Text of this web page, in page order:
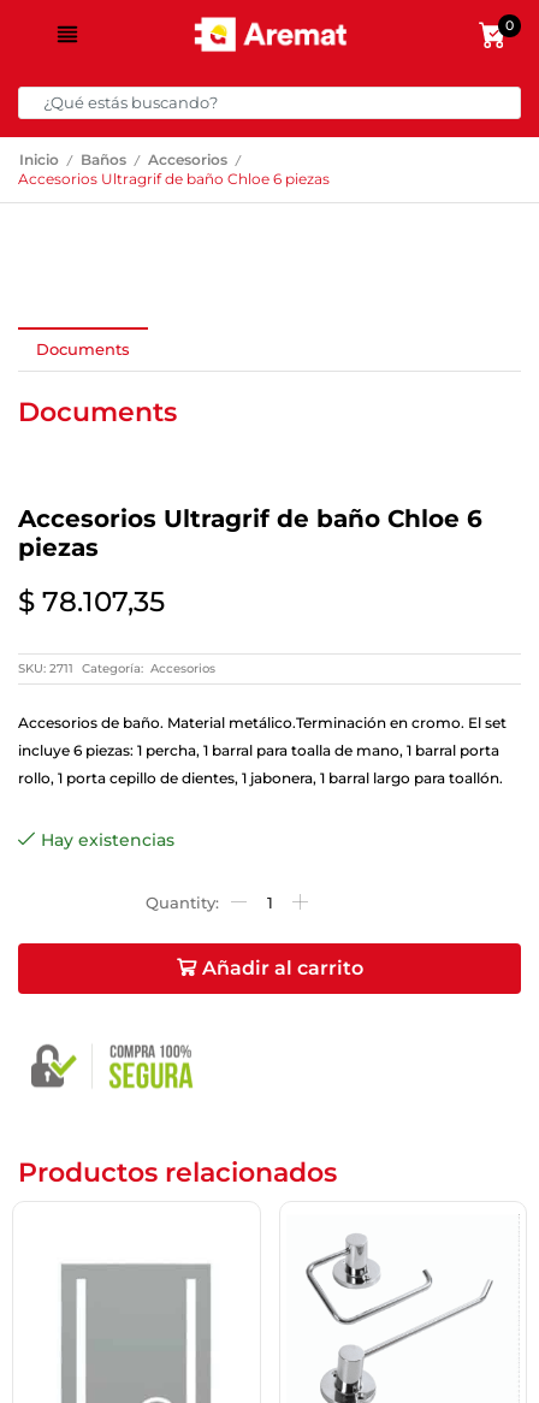
0
Inicio / Baños / Accesorios /
Accesorios Ultragrif de baño Chloe 6 piezas
Documents
Documents
Accesorios Ultragrif de baño Chloe 6
piezas
$ 78.107,35
SKU: 2711 Categoría: Accesorios
Accesorios de baño. Material metálico.Terminación en cromo. El set
incluye 6 piezas: 1 percha, 1 barral para toalla de mano, 1 barral porta
rollo, 1 porta cepillo de dientes, 1 jabonera, 1 barral largo para toallón.
Hay existencias
Añadir al carrito
Productos relacionados